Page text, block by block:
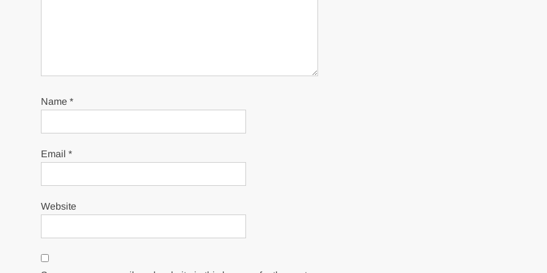
Name*
Email*
Website